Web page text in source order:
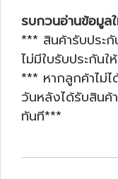
รบกวนอ่านข้อมูล
*** สินค้ารับประ
ไม่มีใบรับประกัน
*** หากลูกค้าไม่ไ
วันหลังได้รับสินค้
ทันที***